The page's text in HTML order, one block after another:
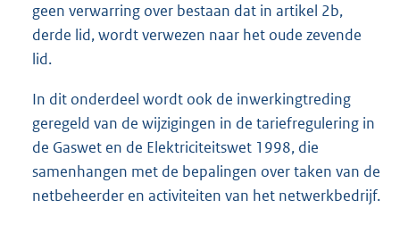
geen verwarring over bestaan dat in artikel 2b,
derde lid, wordt verwezen naar het oude zevende
lid.
In dit onderdeel wordt ook de inwerkingtreding
geregeld van de wijzigingen in de tariefregulering in
de Gaswet en de Elektriciteitswet 1998, die
samenhangen met de bepalingen over taken van de
netbeheerder en activiteiten van het netwerkbedrijf.